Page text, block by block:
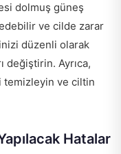
dolmuş güneş
ve cilde zarar
düzenli olarak
değiştirin. Ayrıca,
temizleyin ve ciltin
Hatalar